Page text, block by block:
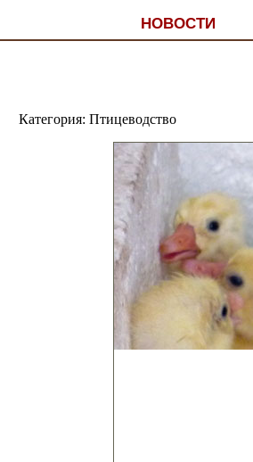
НОВОСТИ
Категория: Птицеводство